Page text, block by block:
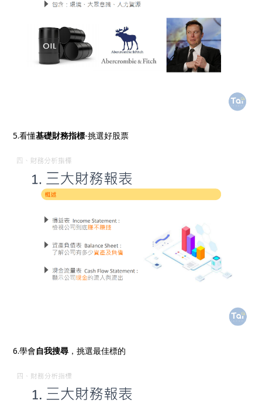
5.看懂基礎財務指標-挑選好股票
6.學會自我搜尋 ，挑選最佳標的